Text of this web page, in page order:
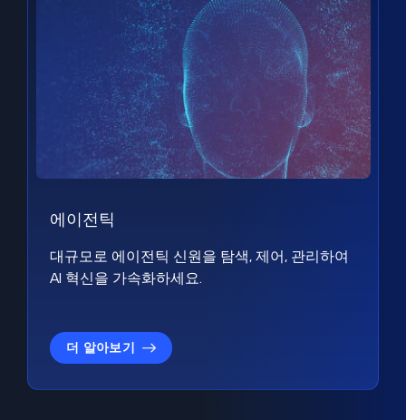
에이전틱
대규모로 에이전틱 신원을 탐색, 제어, 관리하여
AI 혁신을 가속화하세요.
더 알아보기